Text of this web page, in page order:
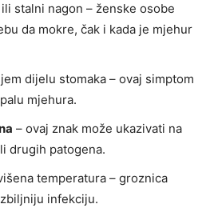
ili stalni nagon – ženske osobe
da mokre, čak i kada je mjehur
dijelu stomaka – ovaj simptom
mjehura.
– ovaj znak može ukazivati na
drugih patogena.
temperatura – groznica
infekciju.